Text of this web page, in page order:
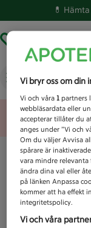
💊
Vad
Vi bryr oss om din
Vi och våra1 partners
webbläsardata eller
accepterar tillåter du
anges under ”Vi och
Om du väljer Avvisa
spårare är
vara mindre
ändra dina val eller
på länken Anpassa
kommer att ha effekt
integritetspolicy.
Vi och våra